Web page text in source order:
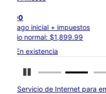
Detener carrusel
de pago inicial +
Precio normal: $1,199.99
location_onEn existencia
Servicio de Internet para